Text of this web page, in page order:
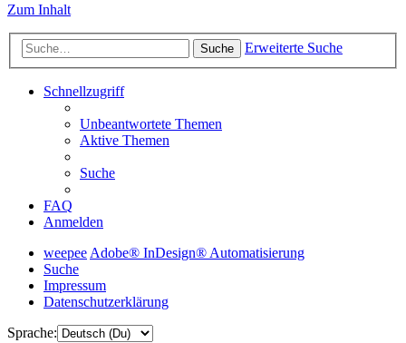
Zum Inhalt
Suche Erweiterte Suche
Schnellzugriff
Unbeantwortete Themen
Aktive Themen
Suche
FAQ
Anmelden
weepeeAdobe® InDesign® Automatisierung
Suche
Impressum
Datenschutzerklärung
Sprache: